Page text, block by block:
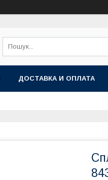
ДОСТАВКА И ОПЛАТА